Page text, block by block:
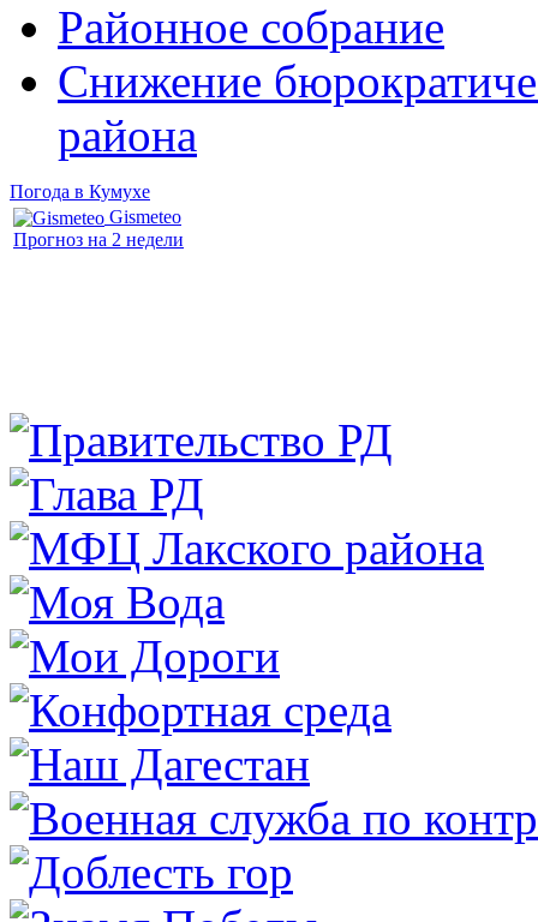
Районное собрание
Снижение
района
Погода в Кумухе
Gismeteo
Прогноз на 2 недели